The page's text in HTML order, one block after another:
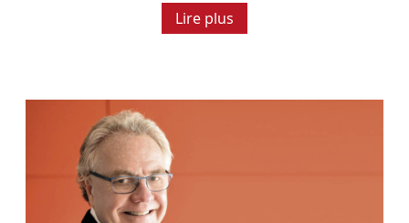
Lire plus